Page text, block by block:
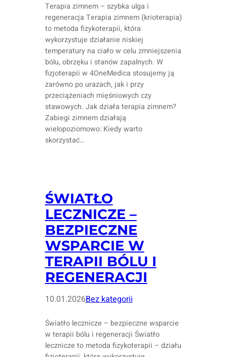
Terapia zimnem – szybka ulga i
regeneracja Terapia zimnem (krioterapia)
to metoda fizykoterapii, która
wykorzystuje działanie niskiej
temperatury na ciało w celu zmniejszenia
bólu, obrzęku i stanów zapalnych. W
fizjoterapii w 4OneMedica stosujemy ją
zarówno po urazach, jak i przy
przeciążeniach mięśniowych czy
stawowych. Jak działa terapia zimnem?
Zabiegi zimnem działają
wielopoziomowo: Kiedy warto
skorzystać…
ŚWIATŁO
LECZNICZE –
BEZPIECZNE
WSPARCIE W
TERAPII BÓLU I
REGENERACJI
10.01.2026Bez kategorii
Światło lecznicze – bezpieczne wsparcie
w terapii bólu i regeneracji Światło
lecznicze to metoda fizykoterapii – działu